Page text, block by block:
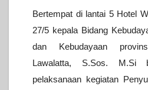
Bertempat di lantai 5 Hotel
27/5 kepala Bidang
dan Kebudayaan
Lawalatta, S.Sos. M.Si
pelaksanaan kegiatan